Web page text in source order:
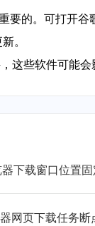
的。可打开谷
。
些软件可能会
下载窗口位置
网页下载任务